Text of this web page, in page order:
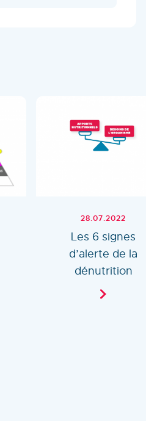
28.07.2022
Les 6 signes
d’alerte de la
dénutrition